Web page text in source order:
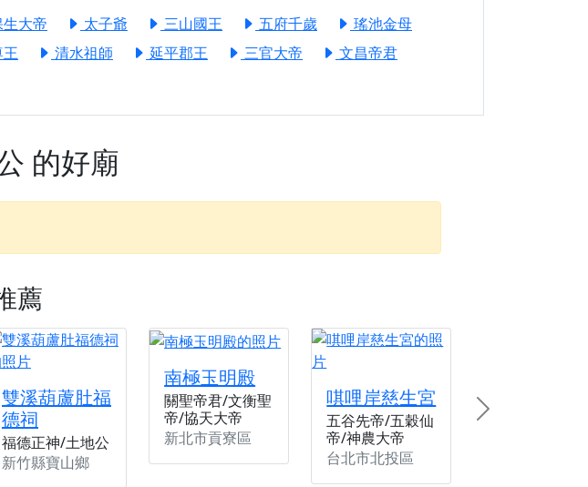
又積福！「玉皇大帝 大天尊」 親自坐鎮主法！幫你累積的功德福報自然
大德，一同回到北投土地公埔，祈願闔家平安、地方祥和、福運綿長。
大德蒞臨參香祝壽，同沐母娘慈光，共祈平安吉祥
用善念與功德，迴向冥陽兩利、闔家平安的殊勝因緣。
生・慎終追遠・廣植福田
朋友一起留下珍貴的家庭回憶
心意；一句感謝，一生難忘。
只有普渡祈福，也有一份感謝守護的虔誠心意
護持，庇佑闔家平安、財運亨通、事業順遂、百邪退散。
您的廟宇推廣。
大帝 太子爺 三山國王 五府千歲
瑤池金母
清水祖師 延平郡王 三官大帝
文昌帝君
的好廟
薦
雙溪葫蘆肚福
德祠
福德正神/土地公
新竹縣寶山鄉
南極玉明殿
關聖帝君/文衡聖
帝/協天大帝
新北市貢寮區
唭哩岸慈生宮
五谷先帝/五穀仙
帝/神農大帝
台北市北投區
Next